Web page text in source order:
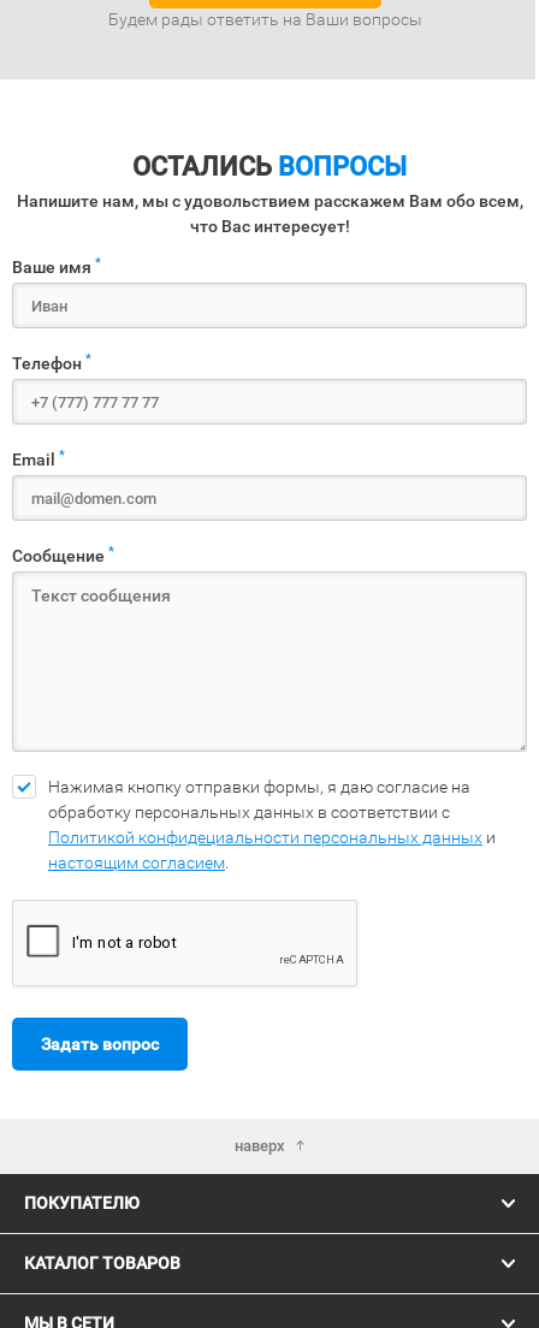
Будем рады ответить на Ваши вопросы
ОСТАЛИСЬ ВОПРОСЫ
Напишите нам, мы с удовольствием расскажем Вам обо всем,
что Вас интересует!
Ваше имя *
Телефон *
Email *
Сообщение *
Нажимая кнопку отправки формы, я даю согласие на
обработку персональных данных в соответствии с
Политикой конфидециальности персональных данных и
настоящим согласием
Задать вопрос
наверх
ПОКУПАТЕЛЮ
КАТАЛОГ ТОВАРОВ
МЫ В СЕТИ